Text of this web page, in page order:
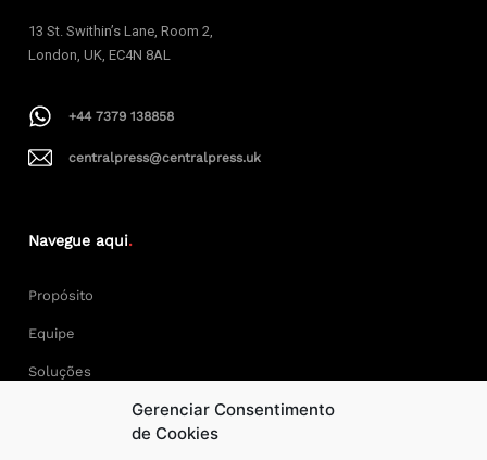
Gerenciar Consentimento
de Cookies
13 St. Swithin’s Lane, Room 2,
London, UK, EC4N 8AL
+44 7379 138858
centralpress@centralpress.uk
Navegue aqui.
Propósito
Equipe
Soluções